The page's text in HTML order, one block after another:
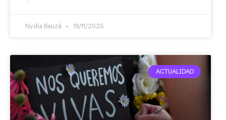
Nydia Bauzá 18/11/2025
ACTUALIDAD